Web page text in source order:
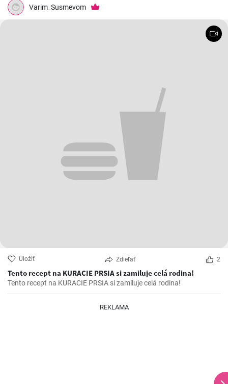
Varim_Susmevom
Uložiť Zdieľať 2
Tento recept na KURACIE PRSIA si zamiluje celá rodina!
Tento recept na KURACIE PRSIA si zamiluje celá rodina!
REKLAMA